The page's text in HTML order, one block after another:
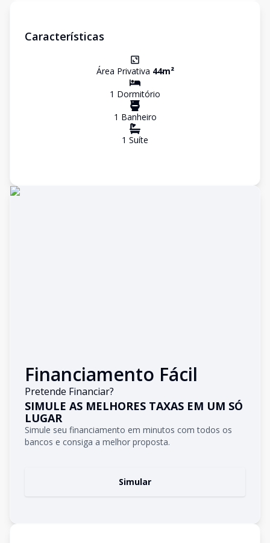
Características
Área Privativa 44m²
1 Dormitório
1 Banheiro
1 Suíte
Financiamento Fácil
Pretende Financiar?
SIMULE AS MELHORES TAXAS EM UM SÓ
LUGAR
Simule seu financiamento em minutos com todos os
bancos e consiga a melhor proposta.
Simular